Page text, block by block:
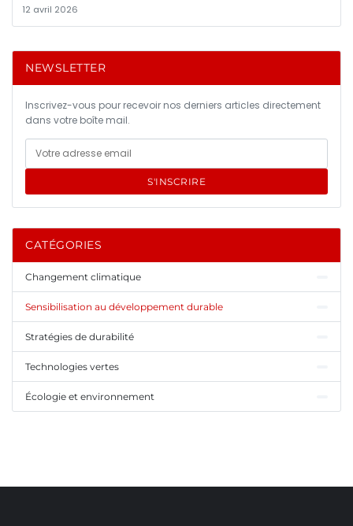
12 avril 2026
NEWSLETTER
Inscrivez-vous pour recevoir nos derniers articles directement
dans votre boîte mail.
S'INSCRIRE
CATÉGORIES
Changement climatique
Sensibilisation au développement durable
Stratégies de durabilité
Technologies vertes
Écologie et environnement